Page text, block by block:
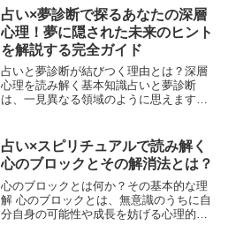
い心の奥底の感情や思考が夢となって現
れます。夢占いはこれら...
占い×夢診断で探るあなたの深層
心理！夢に隠された未来のヒント
を解説する完全ガイド
占いと夢診断が結びつく理由とは？深層
心理を読み解く基本知識占いと夢診断
は、一見異なる領域のように思えます
いは星座やカード、手相などを通じて人
生の運勢や性格の傾向を読み解...
占い×スピリチュアルで読み解く
心のブロックとその解消法とは？
心のブロックとは何か？その基本的な理
解 心のブロックとは、無意識のうちに自
分自身の可能性や成長を妨げる心理的な